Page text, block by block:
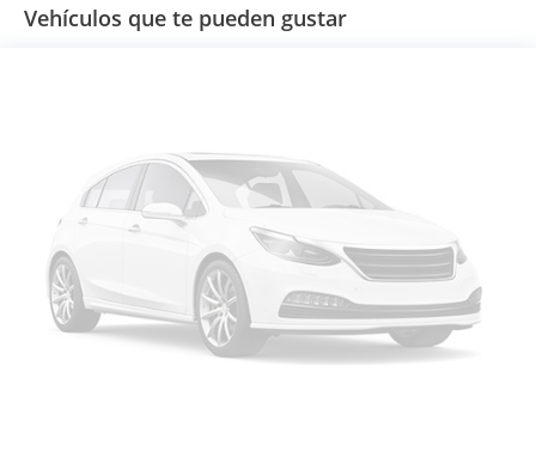
Vehículos que te pueden gustar